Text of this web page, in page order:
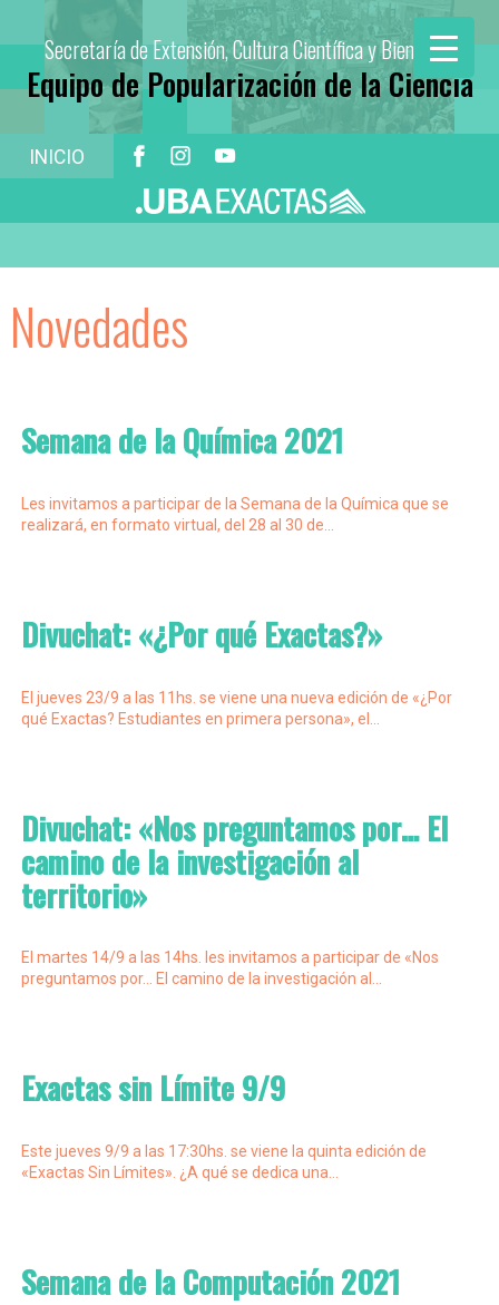
Secretaría de Extensión, Cultura Científica y Bienestar
Equipo de Popularización de la Ciencia
INICIO
Novedades
Semana de la Química 2021
Les invitamos a participar de la Semana de la Química que se
realizará, en formato virtual, del 28 al 30 de...
Divuchat: «¿Por qué Exactas?»
El jueves 23/9 a las 11hs. se viene una nueva edición de «¿Por
qué Exactas? Estudiantes en primera persona», el...
Divuchat: «Nos preguntamos por… El
camino de la investigación al
territorio»
El martes 14/9 a las 14hs. les invitamos a participar de «Nos
preguntamos por… El camino de la investigación al...
Exactas sin Límite 9/9
Este jueves 9/9 a las 17:30hs. se viene la quinta edición de
«Exactas Sin Límites». ¿A qué se dedica una...
Semana de la Computación 2021